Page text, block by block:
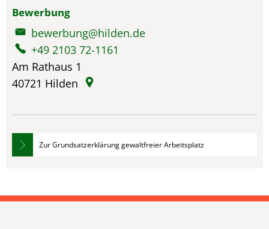
Bewerbung
bewerbung@hilden.de
+49 2103 72-1161
Am Rathaus 1
40721 Hilden
Zur Grundsatzerklärung gewaltfreier Arbeitsplatz